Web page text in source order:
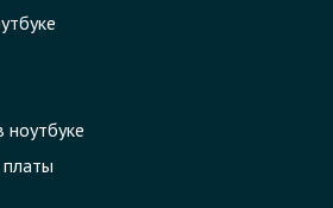
ноутбуке